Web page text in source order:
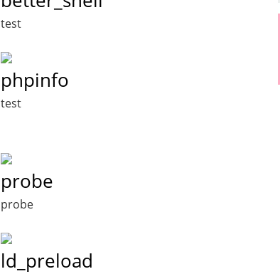
test
phpinfo
test
probe
probe
ld_preload